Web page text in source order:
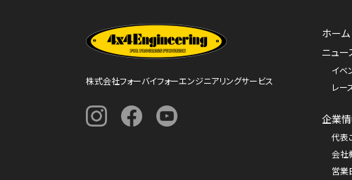
株式会社フォーバイフォーエンジニアリングサービス
ホーム
ニュー
イベ
レー
企業
代表
会社
営業